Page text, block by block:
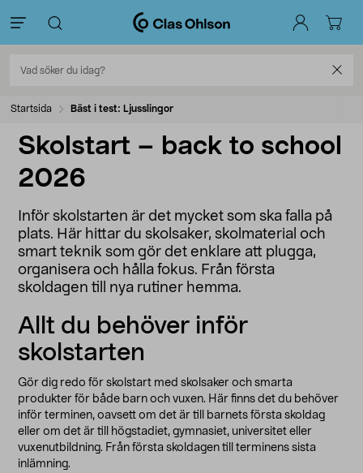
Startsida Bäst i test: Ljusslingor
Skolstart – back to school
2026
Inför skolstarten är det mycket som ska falla på
plats. Här hittar du skolsaker, skolmaterial och
smart teknik som gör det enklare att plugga,
organisera och hålla fokus. Från första
skoldagen till nya rutiner hemma.
Allt du behöver inför
skolstarten
Gör dig redo för skolstart med skolsaker och smarta
produkter för både barn och vuxen. Här finns det du behöver
inför terminen, oavsett om det är till barnets första skoldag
eller om det är till högstadiet, gymnasiet, universitet eller
vuxenutbildning. Från första skoldagen till terminens sista
inlämning.